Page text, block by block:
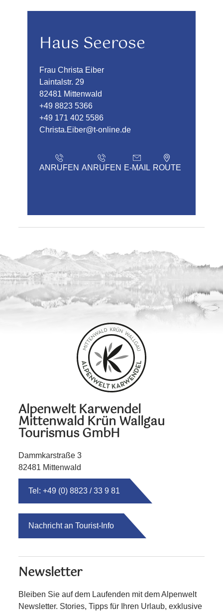
Haus Seerose
Frau Christa Eiber
Laintalstr. 29
82481 Mittenwald
+49 8823 5366
+49 171 402 5586
Christa.Eiber@t-online.de
ANRUFEN ANRUFEN E-MAIL ROUTE
Alpenwelt Karwendel
Mittenwald Krün Wallgau
Tourismus GmbH
Dammkarstraße 3
82481 Mittenwald
Tel: +49 (0) 8823 / 33 9 81
Nachricht an Tourist-Info
Newsletter
Bleiben Sie auf dem Laufenden mit dem Alpenwelt
Newsletter. Stories, Tipps für Ihren Urlaub, exklusive